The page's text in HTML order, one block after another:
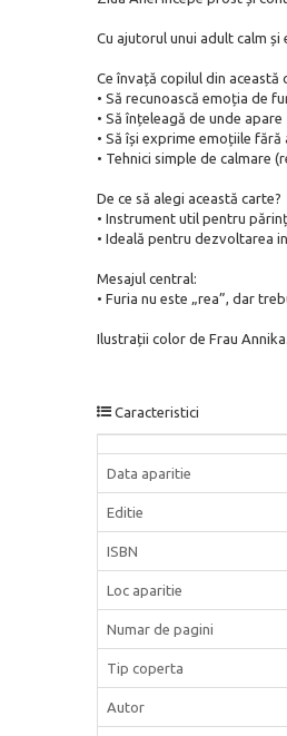
Cu ajutorul unui adult calm
Ce învață copilul din această
• Să recunoască emoția de
• Să înțeleagă de unde apare
• Să își exprime emoțiile fără
• Tehnici simple de calmare
De ce să alegi această carte?
• Instrument util pentru
• Ideală pentru dezvoltarea
Mesajul central:
• Furia nu este „rea”, dar
Ilustrații color de Frau Annika.
Caracteristici
Data aparitie
Editie
ISBN
Loc aparitie
Numar de pagini
Tip coperta
Autor